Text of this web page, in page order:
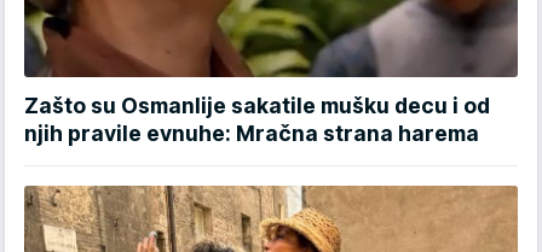
Zašto su Osmanlije sakatile mušku decu i od
njih pravile evnuhe: Mračna strana harema